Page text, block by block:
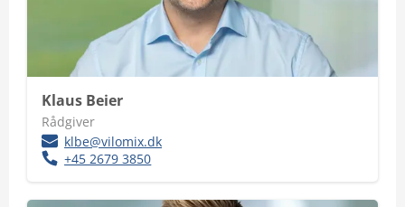
Klaus Beier
Rådgiver
klbe@vilomix.dk
+45 2679 3850